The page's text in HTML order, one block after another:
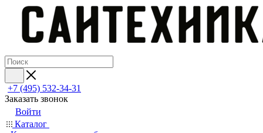
+7 (495) 532‑34‑31
Заказать звонок
Войти
Каталог